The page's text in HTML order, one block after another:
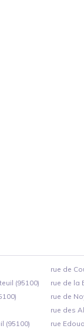
(95100)
(95100)
rue de
rue de la
rue de
rue des
rue